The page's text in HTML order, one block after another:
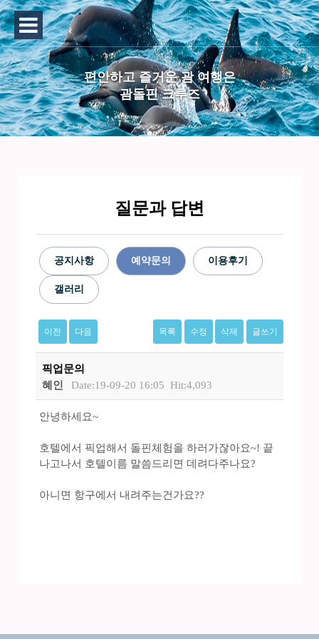
편안하고 즐거운 괌 여행은
괌돌핀 크루즈
질문과 답변
공지사항 예약문의 이용후기
갤러리
이전 다음 목록 수정 삭제 글쓰기
픽업문의
혜인
Date:19-09-20 16:05 Hit:4,093
안녕하세요~
호텔에서 픽업해서 돌핀체험을 하러가잖아요~! 끝
나고나서 호텔이름 말씀드리면 데려다주나요?
아니면 항구에서 내려주는건가요??